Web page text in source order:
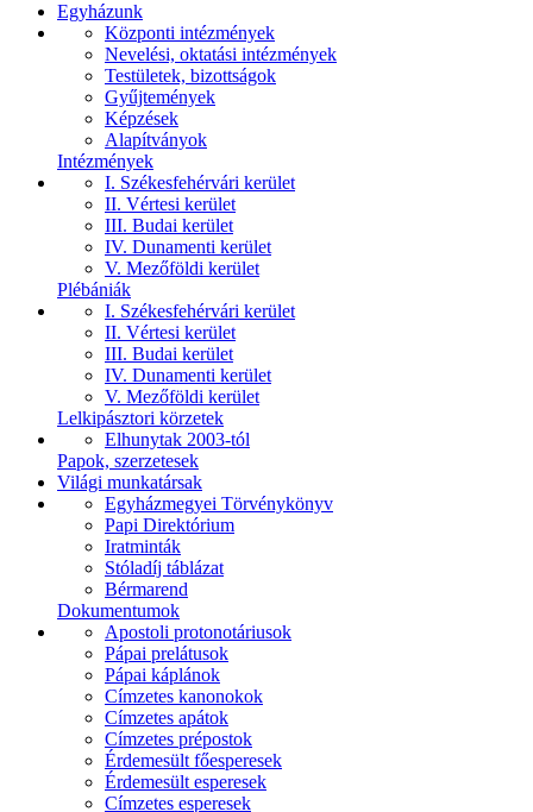
Egyházunk
Központi intézmények
Nevelési, oktatási intézmények
Testületek, bizottságok
Gyűjtemények
Képzések
Alapítványok
Intézmények
I. Székesfehérvári kerület
II. Vértesi kerület
III. Budai kerület
IV. Dunamenti kerület
V. Mezőföldi kerület
Plébániák
I. Székesfehérvári kerület
II. Vértesi kerület
III. Budai kerület
IV. Dunamenti kerület
V. Mezőföldi kerület
Lelkipásztori körzetek
Elhunytak 2003-tól
Papok, szerzetesek
Világi munkatársak
Egyházmegyei Törvénykönyv
Papi Direktórium
Iratminták
Stóladíj táblázat
Bérmarend
Dokumentumok
Apostoli protonotáriusok
Pápai prelátusok
Pápai káplánok
Címzetes kanonokok
Címzetes apátok
Címzetes prépostok
Érdemesült főesperesek
Érdemesült esperesek
Címzetes esperesek